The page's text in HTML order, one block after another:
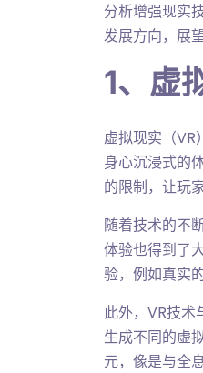
分析增强现实
发展方向，展
1、虚
虚拟现实（VR
身心沉浸式的
的限制，让玩
随着技术的不
体验也得到了
验，例如真实
此外，VR技术
生成不同的虚
元，像是与全